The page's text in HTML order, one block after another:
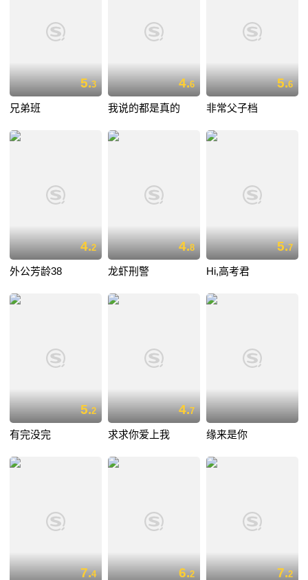
5.3
兄弟班
4.6
我说的都是真的
5.6
非常父子档
4.2
外公芳龄38
4.8
龙虾刑警
5.7
Hi,高考君
5.2
有完没完
4.7
求求你爱上我 缘来是你
7.4 6.2 7.2